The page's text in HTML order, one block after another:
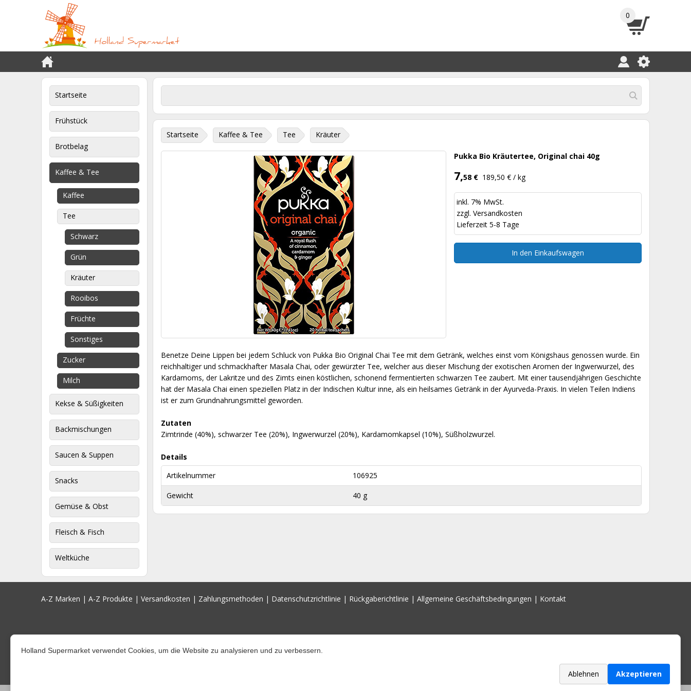
0
Startseite
Frühstück
Brotbelag
Kaffee & Tee
Kaffee
Tee
Schwarz
Grün
Kräuter
Rooibos
Früchte
Sonstiges
Zucker
Milch
Kekse & Süßigkeiten
Backmischungen
Saucen & Suppen
Snacks
Gemüse & Obst
Fleisch & Fisch
Weltküche
Startseite Kaffee & Tee Tee Kräuter
Pukka Bio Kräutertee, Original chai 40g
7,58 € 189,50 € / kg
inkl. 7% MwSt.
zzgl. Versandkosten
Lieferzeit 5-8 Tage
In den Einkaufswagen
Benetze Deine Lippen bei jedem Schluck von Pukka Bio Original Chai Tee mit dem Getränk, welches einst vom Königshaus genossen wurde. Ein
reichhaltiger und schmackhafter Masala Chai, oder gewürzter Tee, welcher aus dieser Mischung der exotischen Aromen der Ingwerwurzel, des
Kardamoms, der Lakritze und des Zimts einen köstlichen, schonend fermentierten schwarzen Tee zaubert. Mit einer tausendjährigen Geschichte
hat der Masala Chai einen speziellen Platz in der Indischen Kultur inne, als ein heilsames Getränk in der Ayurveda-Praxis. In vielen Teilen Indiens
ist er zum Grundnahrungsmittel geworden.
Zutaten
Zimtrinde (40%), schwarzer Tee (20%), Ingwerwurzel (20%), Kardamomkapsel (10%), Süßholzwurzel.
Details
Artikelnummer
106925
Gewicht 40 g
A-Z Marken | A-Z Produkte | Versandkosten | Zahlungsmethoden | Datenschutzrichtlinie | Rückgaberichtlinie | Allgemeine Geschäftsbedingungen | Kontakt
Holland Supermarket verwendet Cookies, um die Website zu analysieren und zu verbessern.
Ablehnen Akzeptieren